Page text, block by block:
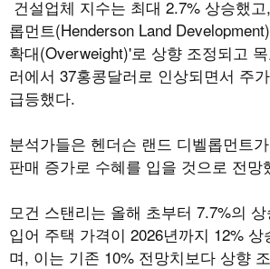
건설업체 지수는 최대 2.7% 상승했고,
롭먼트(Henderson Land Development)
확대(Overweight)'로 상향 조정되고
러에서 37홍콩달러로 인상되면서 주
급등했다.
분석가들은 헨더슨 랜드 디벨롭먼트
판매 증가로 수혜를 입을 것으로 전망
모건 스탠리는 올해 초부터 7.7%의
입어 주택 가격이 2026년까지 12% 상
며, 이는 기존 10% 전망치보다 상향